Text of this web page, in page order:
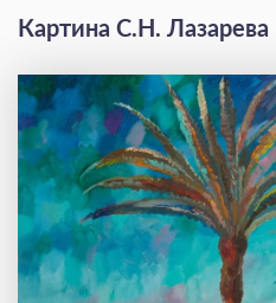
Картина С.Н. Лазарева